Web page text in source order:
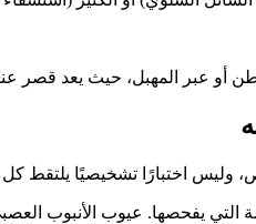
أو عبر المهبل، حيث يعد قصر
وليس اختبارًا تشخيصيًا يلتقط
التي يفحصها. عيوب الأنبوب